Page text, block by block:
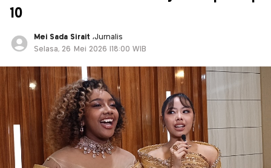
10
Mei Sada Sirait ,Jurnalis
Selasa, 26 Mei 2026 |18:00 WIB